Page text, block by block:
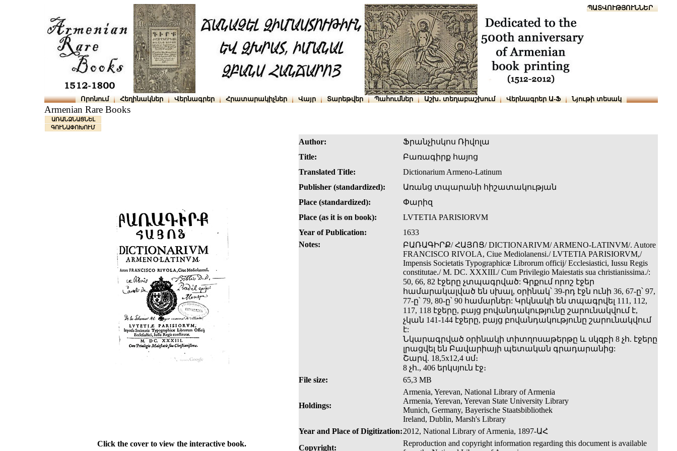
ՆԱԽԱՊԱՏՎՈՒԹՅՈՒՆՆԵՐ
Որոնում Հեղինակներ Վերնագրեր Հրատարակիչներ Վայր Տարեթվեր Պահումներ Աշխ․ տեղաբաշխում Վերնագրեր Ա-Ֆ Նյութի տեսակ
Armenian Rare Books
ԱՌԱՆՁՆԱՑՆԵԼ
ԳՈՒՆԱՓՈԽՈՒՄ
Author:
Ֆրանչիսկոս Ռիվոլա
Title:
Բառագիրք հայոց
Translated Title:
Dictionarium Armeno-Latinum
Publisher (standardized):
Առանց տպարանի հիշատակության
Place (standardized):
Փարիզ
Place (as it is on book):
LVTETIA PARISIORVM
Year of Publication:
1633
Notes:
ԲԱՌԱԳԻՐՔ/ ՀԱՅՈՑ/ DICTIONARIVM/ ARMENO-LATINVM/. Autore
FRANCISCO RIVOLA, Ciue Mediolanensi./ LVTETIA PARISIORVM,/
Impensis Societatis Typographicæ Librorum officij/ Ecclesiastici, Iussu Regis
constitutae./ M. DC. XXXIII./ Cum Privilegio Maiestatis sua christianissima./:
50, 66, 82 էջերը չտպագրված: Գրքում որոշ էջեր
համարակալված են սխալ, օրինակ՝ 39-րդ էջն ունի 36, 67-ը՝ 97,
77-ը՝ 79, 80-ը՝ 90 համարներ: Կրկնակի են տպագրվել 111, 112,
117, 118 էջերը, բայց բովանդակությունը շարունակվում է,
չկան 141-144 էջերը, բայց բովանդակությունը շարունակվում
է:
Նկարագրված օրինակի տիտղոսաթերթը և սկզբի 8 չհ. էջերը
լրացվել են Բավարիայի պետական գրադարանից:
Շարվ. 18,5x12,4 սմ։
8 չհ., 406 երկսյուն էջ։
File size:
65,3 MB
Holdings:
Armenia, Yerevan, National Library of Armenia
Armenia, Yerevan, Yerevan State University Library
Munich, Germany, Bayerische Staatsbibliothek
Ireland, Dublin, Marsh's Library
Year and Place of Digitization:2012, National Library of Armenia, 1897-ԱՀ
Click the cover to view the interactive book.
Copyright:
Reproduction and copyright information regarding this document is available